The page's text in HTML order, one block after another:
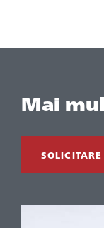
Mai
SOLICITARE